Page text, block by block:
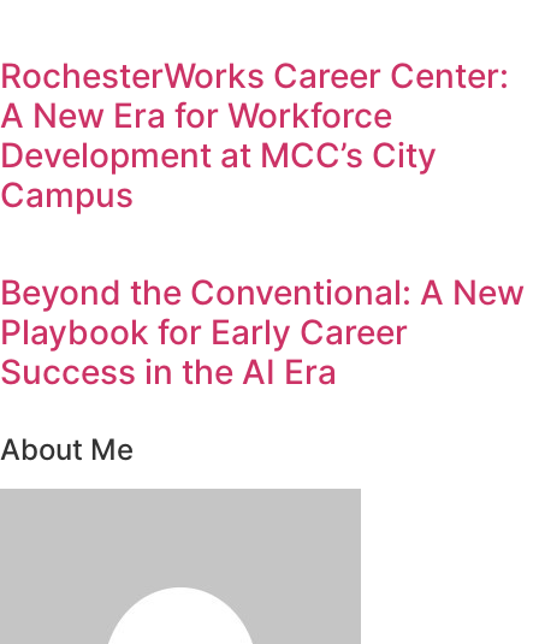
RochesterWorks Career Center:
A New Era for Workforce
Development at MCC’s City
Campus
Beyond the Conventional: A New
Playbook for Early Career
Success in the AI Era
About Me